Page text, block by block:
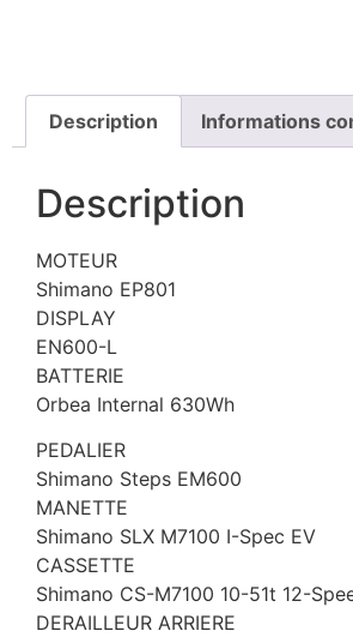
Description Informations
Description
MOTEUR
Shimano EP801
DISPLAY
EN600-L
BATTERIE
Orbea Internal 630Wh
PEDALIER
Shimano Steps EM600
MANETTE
Shimano SLX M7100 I-Spec EV
CASSETTE
Shimano CS-M7100 10-51t 12-
DERAILLEUR ARRIERE